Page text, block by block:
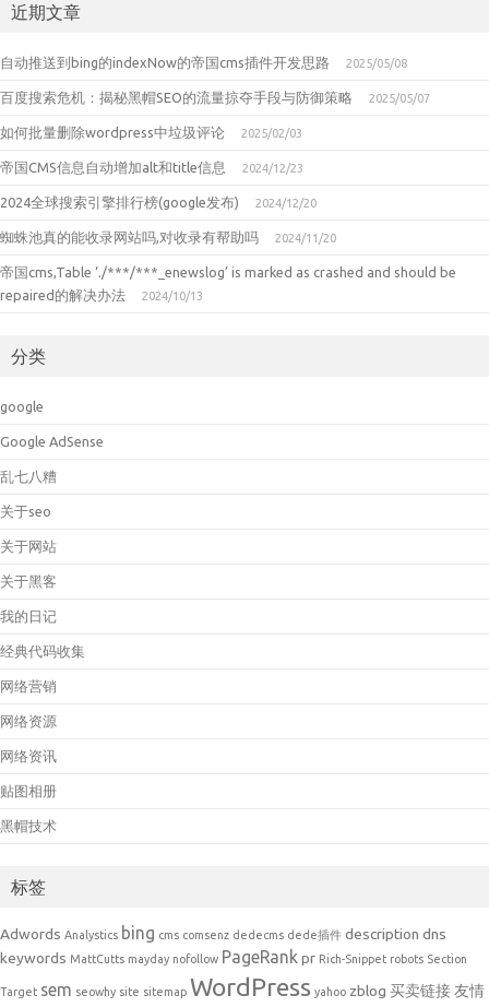
近期文章
自动推送到bing的indexNow的帝国cms插件开发思路 2025/05/08
百度搜索危机：揭秘黑帽SEO的流量掠夺手段与防御策略 2025/05/07
如何批量删除wordpress中垃圾评论 2025/02/03
帝国CMS信息自动增加alt和title信息 2024/12/23
2024全球搜索引擎排行榜(google发布) 2024/12/20
蜘蛛池真的能收录网站吗,对收录有帮助吗 2024/11/20
帝国cms,Table ‘./***/***_enewslog’ is marked as crashed and should be
repaired的解决办法
2024/10/13
分类
google
Google AdSense
乱七八糟
关于seo
关于网站
关于黑客
我的日记
经典代码收集
网络营销
网络资源
网络资讯
贴图相册
黑帽技术
标签
Adwords Analystics bing cms comsenz dedecms dede插件 description dns
keywords MattCutts mayday nofollow PageRank pr Rich-Snippet robots Section
Target sem seowhy site sitemap WordPress yahoo zblog 买卖链接友情